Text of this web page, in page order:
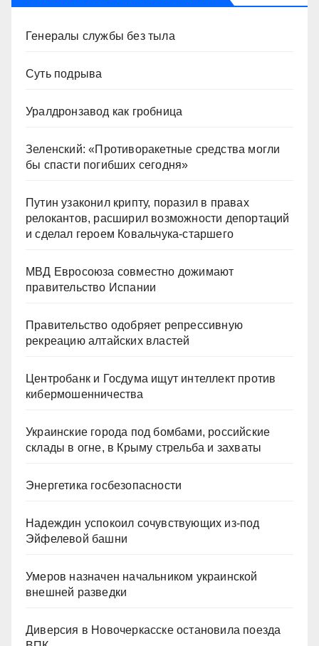
Генералы службы без тыла
Суть подрыва
Уралдронзавод как гробница
Зеленский: «Противоракетные средства могли
бы спасти погибших сегодня»
Путин узаконил крипту, поразил в правах
релокантов, расширил возможности депортаций
и сделал героем Ковальчука-старшего
МВД Евросоюза совместно дожимают
правительство Испании
Правительство одобряет репрессивную
рекреацию алтайских властей
Центробанк и Госдума ищут интеллект против
кибермошенничества
Украинские города под бомбами, российские
склады в огне, в Крыму стрельба и захваты
Энергетика госбезопасности
Надеждин успокоил сочувствующих из-под
Эйфелевой башни
Умеров назначен начальником украинской
внешней разведки
Диверсия в Новочеркасске остановила поезда